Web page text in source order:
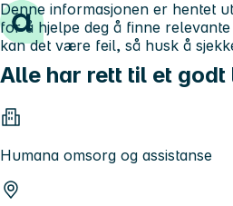
Hopp til innhold
Alle har rett til et godt
Humana omsorg og assistanse
Denne informasjonen er hentet
for å hjelpe deg å finne
kan det være feil, så husk å